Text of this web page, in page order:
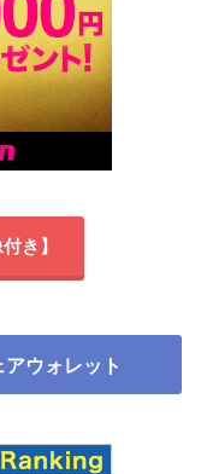
き】
アウォレット